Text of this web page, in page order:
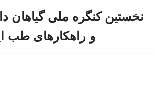
نخستین کنگره ملی گیاهان
و راهکارهای طب